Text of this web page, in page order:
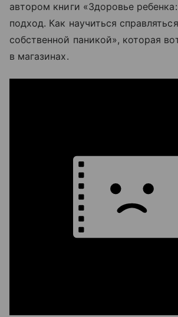
автором книги «Здоровье
подход. Как научиться
собственной паникой», которая
в магазинах.